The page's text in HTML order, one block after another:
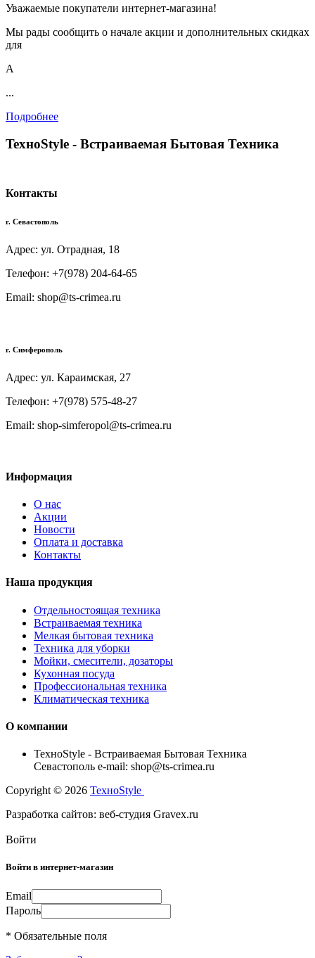
Уважаемые покупатели интернет-магазина!
Мы рады сообщить о начале акции и дополнительных скидках
для
А
...
Подробнее
TexноStyle - Встраиваемая Бытовая Техника
Контакты
г. Севастополь
Адрес: ул. Отрадная, 18
Телефон: +7(978) 204-64-65
Email: shop@ts-crimea.ru
г. Симферополь
Адрес: ул. Караимская, 27
Телефон: +7(978) 575-48-27
Email: shop-simferopol@ts-crimea.ru
Информация
О нас
Акции
Новости
Оплата и доставка
Контакты
Наша продукция
Отдельностоящая техника
Встраиваемая техника
Мелкая бытовая техника
Техника для уборки
Мойки, смесители, дозаторы
Кухонная посуда
Профессиональная техника
Климатическая техника
О компании
TexноStyle - Встраиваемая Бытовая Техника
Севастополь e-mail: shop@ts-crimea.ru
Copyright © 2026 TexноStyle
Разработка сайтов: веб-студия Gravex.ru
Войти
Войти в интернет-магазин
Email
Пароль
* Обязательные поля